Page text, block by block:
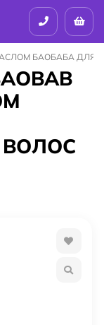
МАСЛОМ БАОБАБА